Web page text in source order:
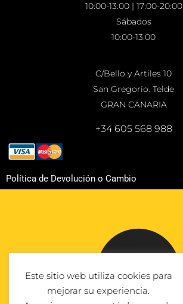
10:00-13:00 | 17:00-20:00
Sábados
10:00-13:00
C/Bello y Artiles 10
San Gregorio. Telde
GRAN CANARIA
+34 605 568 988
Política de Devolución o Cambio
Este sitio web utiliza cookies para
mejorar su experiencia.